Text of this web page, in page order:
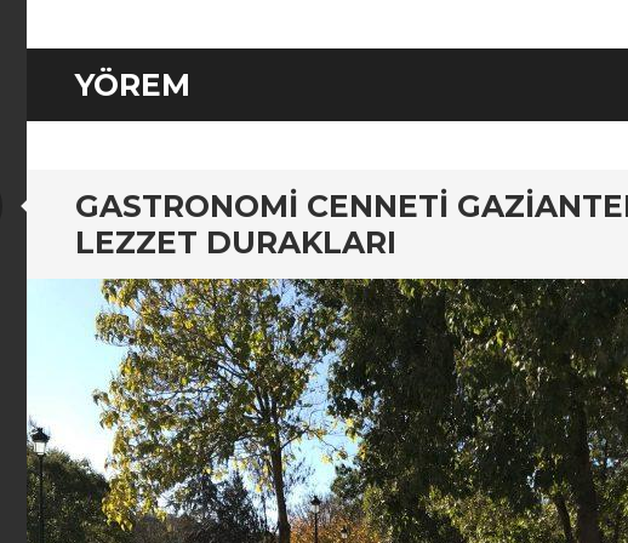
YÖREM
GASTRONOMI CENNETI
LEZZET DURAKLARI
Standard